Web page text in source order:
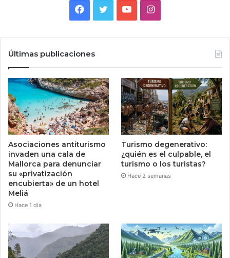
Facebook
TwitterYouTubeInstagram
Últimas publicaciones
Asociaciones antiturismo
invaden una cala de
Mallorca para denunciar
su «privatización
encubierta» de un hotel
Meliá
Hace 1 día
Turismo degenerativo:
¿quién es el culpable, el
turismo o los turistas?
Hace 2 semanas